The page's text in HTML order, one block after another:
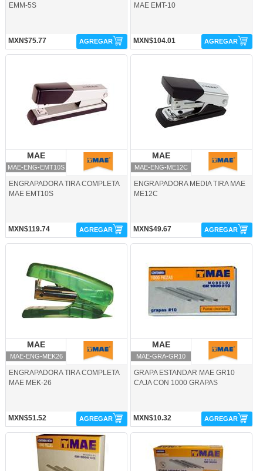
EMM-5S
MXN$75.77 AGREGAR
MAE EMT-10
MXN$104.01 AGREGAR
MAE
MAE-ENG-EMT10S
ENGRAPADORA TIRA COMPLETA
MAE EMT10S
MXN$119.74 AGREGAR
MAE
MAE-ENG-ME12C
ENGRAPADORA MEDIA TIRA MAE
ME12C
MXN$49.67 AGREGAR
MAE
MAE-ENG-MEK26
ENGRAPADORA TIRA COMPLETA
MAE MEK-26
MXN$51.52 AGREGAR
MAE
MAE-GRA-GR10
GRAPA ESTANDAR MAE GR10
CAJA CON 1000 GRAPAS
MXN$10.32 AGREGAR
MAE-GRA-GR13-MAE